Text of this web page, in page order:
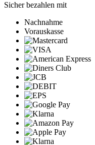
Sicher bezahlen mit
Nachnahme
Vorauskasse